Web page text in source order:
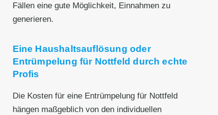
Fällen eine gute Möglichkeit, Einnahmen zu
generieren.
Eine Haushaltsauflösung oder
Entrümpelung für Nottfeld durch echte
Profis
Die Kosten für eine Entrümpelung für Nottfeld
hängen maßgeblich von den individuellen